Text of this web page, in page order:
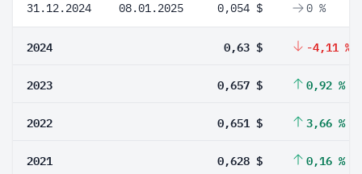
31.12.2024 08.01.2025 0,054 $ 0 %
2024 0,63 $ -4,11 %
2023 0,657 $ 0,92 %
2022 0,651 $ 3,66 %
2021 0,628 $ 0,16 %